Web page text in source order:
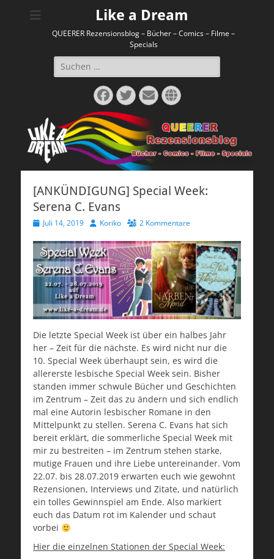
Like a Dream
QUEERER Rezensionsblog – Bücher – Comics – Filme –
Specials
Suchen
nach:
Facebook
Twitter
E-
Mail
Website
[ANKÜNDIGUNG] Special Week:
Serena C. Evans
Veröffentlicht
Juli 14, 2019 AutorKoriko 2 Kommentare
Die letzte Special Week ist über ein halbes Jahr
her – Zeit für die nächste. Es wird nicht nur die
10. Special Week überhaupt sein, es wird die
allererste lesbische Special Week sein. Bisher
standen immer schwule Bücher und Geschichten
im Zentrum – Zeit das zu ändern und sich endlich
mal eine Autorin lesbischer Romane in den
Mittelpunkt zu stellen. Serena C. Evans hat sich
bereit erklärt, die sommerliche Special Week mit
mir zu bestreiten – im Zentrum stehen starke,
mutige Frauen und ihre Liebe untereinander. Vom
22.07. bis 28.07.2019 erwarten euch wie gewohnt
Rezensionen, Interviews und Zitate, und natürlich
ein tolles Gewinnspiel am Ende. Also markiert
euch das Datum rot im Kalender und schaut
vorbei
Hier die einzelnen Stationen der Special Week: